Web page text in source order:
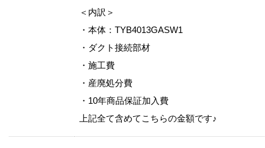
＜内訳＞
・本体：TYB4013GASW1
・ダクト接続部材
・施工費
・産廃処分費
・10年商品保証加入費
上記全て含めてこちらの金額です♪